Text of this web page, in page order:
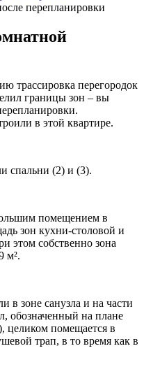
перепланировки
трассировка перегородок
границы зон – вы
в этой квартире.
спальни (2) и (3).
помещением в
зон кухни-столовой и
этом собственно зона
м².
в зоне санузла и на части
обозначенный на плане
целиком помещается в
трап, в то время как в